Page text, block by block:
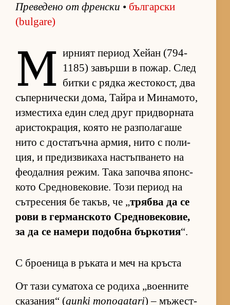
Пре­ве­дено от френ­ски • бъл­гар­ски
(bulgare)
М ир­ният пе­риод Хе­йан (794-
1185) за­върши в по­жар. След
битки с рядка жес­то­кост, два
съ­пер­ни­чески до­ма, Тайра и Ми­на­мо­то,
из­мес­тиха един след друг прид­вор­ната
арис­ток­ра­ция, ко­ято не раз­по­ла­гаше
нито с дос­та­тъчна ар­мия, нито с по­ли­
ция, и пре­диз­ви­каха нас­тъп­ва­нето на
фе­о­дал­ния ре­жим. Така за­почва япон­с­
кото Сред­но­ве­ко­вие. Този пе­риод на
сът­ре­се­ния бе та­къв, че „трябва да се
рови в гер­ман­с­кото Сред­но­ве­ко­вие,
за да се на­мери по­добна бър­ко­тия“.
С броеница в ръката и меч на кръста
От тази су­ма­тоха се ро­диха „во­ен­ните
ска­за­ния“ (gunki monogatari) – мъ­жес­т­